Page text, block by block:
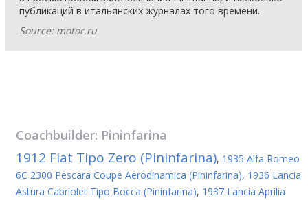
публикаций в итальянских журналах того времени.
Source: motor.ru
Coachbuilder: Pininfarina
1912 Fiat Tipo Zero (Pininfarina), 1935 Alfa Romeo
6C 2300 Pescara Coupe Aerodinamica (Pininfarina), 1936 Lancia
Astura Cabriolet Tipo Bocca (Pininfarina), 1937 Lancia Aprilia